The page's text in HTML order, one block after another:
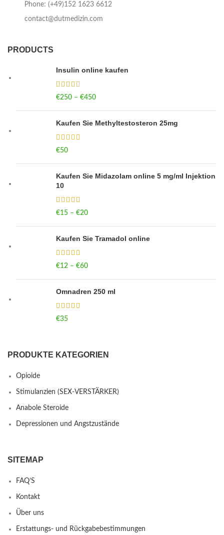
Phone: (+49)152 1623 6612
contact@dutmedizin.com
PRODUCTS
Insulin online kaufen
€250 – €450
Kaufen Sie Methyltestosteron 25mg
€50
Kaufen Sie Midazolam online 5 mg/ml Injektion
10
€15 – €20
Kaufen Sie Tramadol online
€12 – €60
Omnadren 250 ml
€35
PRODUKTE KATEGORIEN
Opioide
Stimulanzien (SEX-VERSTÄRKER)
Anabole Steroide
Depressionen und Angstzustände
SITEMAP
FAQ’S
Kontakt
Über uns
Erstattungs- und Rückgabebestimmungen